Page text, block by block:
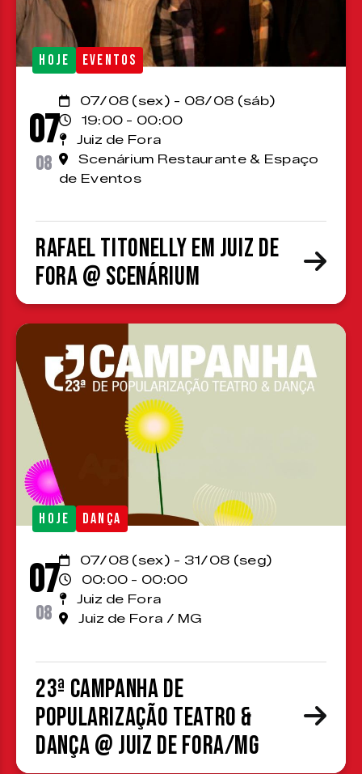
HOJE EVENTOS
07
08
07/08 (sex) - 08/08 (sáb)
19:00 - 00:00
Juiz de Fora
Scenárium Restaurante & Espaço
de Eventos
Rafael Titonelly em Juiz de
Fora @ Scenárium
HOJE DANÇA
07
08
07/08 (sex) - 31/08 (seg)
00:00 - 00:00
Juiz de Fora
Juiz de Fora / MG
23ª Campanha de
Popularização Teatro &
Dança @ Juiz de Fora/MG